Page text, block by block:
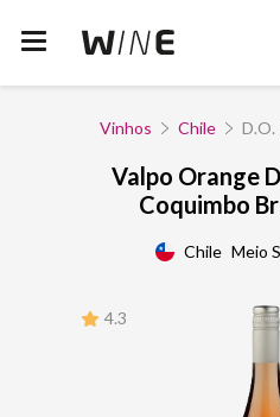
Vinhos Chile D.O.
Valpo Orange
Coquimbo
Chile Meio
4.3